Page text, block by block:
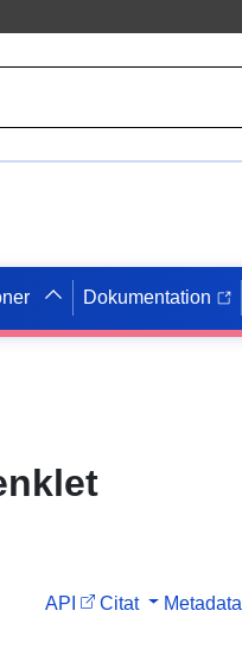
Dokumentation
API Citat Metadata